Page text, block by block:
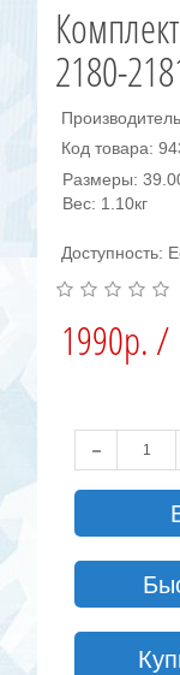
2180-
Код товара:
Размеры:
Вес: 1.10кг
Доступность:
1990р. /